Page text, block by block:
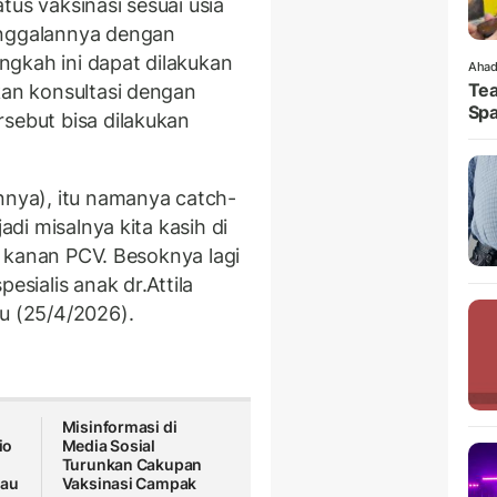
vaksinasi sesuai usia
dengan
ini dapat dilakukan
konsultasi dengan
bisa dilakukan
itu namanya catch-
misalnya kita kasih di
PCV. Besoknya lagi
anak dr.Attila
(25/4/2026).
Misinformasi di
Media Sosial
Turunkan Cakupan
Vaksinasi Campak